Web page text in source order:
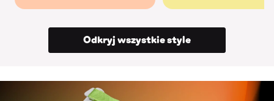
Odkryj wszystkie style